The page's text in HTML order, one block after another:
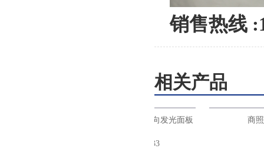
销售热线
相关产品
商照天花